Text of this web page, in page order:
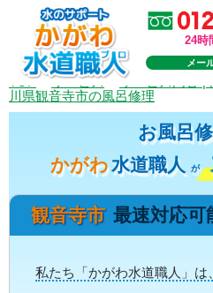
24時
メー
TOP>サービス> サービス内容 |
川県観音寺市の風呂修理
お風呂
かがわ水道職人 が
観音寺市 最速対応可
私たち「かがわ水道職人」